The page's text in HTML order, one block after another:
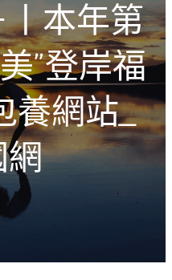
本年第
”登岸福
養網站_
網